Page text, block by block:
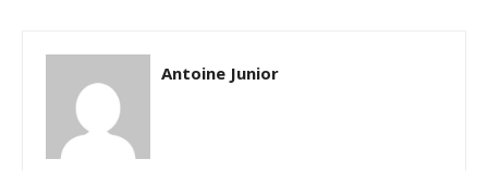
Antoine Junior